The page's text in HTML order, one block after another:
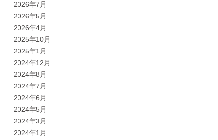
2026年7月
2026年5月
2026年4月
2025年10月
2025年1月
2024年12月
2024年8月
2024年7月
2024年6月
2024年5月
2024年3月
2024年1月